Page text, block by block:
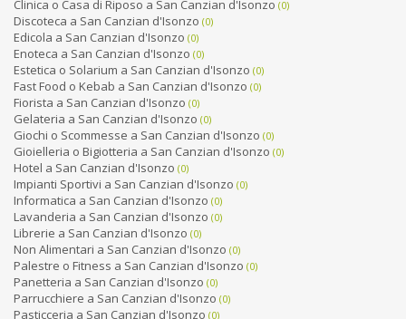
Clinica o Casa di Riposo a San Canzian d'Isonzo (0)
Discoteca a San Canzian d'Isonzo (0)
Edicola a San Canzian d'Isonzo (0)
Enoteca a San Canzian d'Isonzo (0)
Estetica o Solarium a San Canzian d'Isonzo (0)
Fast Food o Kebab a San Canzian d'Isonzo (0)
Fiorista a San Canzian d'Isonzo (0)
Gelateria a San Canzian d'Isonzo (0)
Giochi o Scommesse a San Canzian d'Isonzo (0)
Gioielleria o Bigiotteria a San Canzian d'Isonzo (0)
Hotel a San Canzian d'Isonzo (0)
Impianti Sportivi a San Canzian d'Isonzo (0)
Informatica a San Canzian d'Isonzo (0)
Lavanderia a San Canzian d'Isonzo (0)
Librerie a San Canzian d'Isonzo (0)
Non Alimentari a San Canzian d'Isonzo (0)
Palestre o Fitness a San Canzian d'Isonzo (0)
Panetteria a San Canzian d'Isonzo (0)
Parrucchiere a San Canzian d'Isonzo (0)
Pasticceria a San Canzian d'Isonzo (0)